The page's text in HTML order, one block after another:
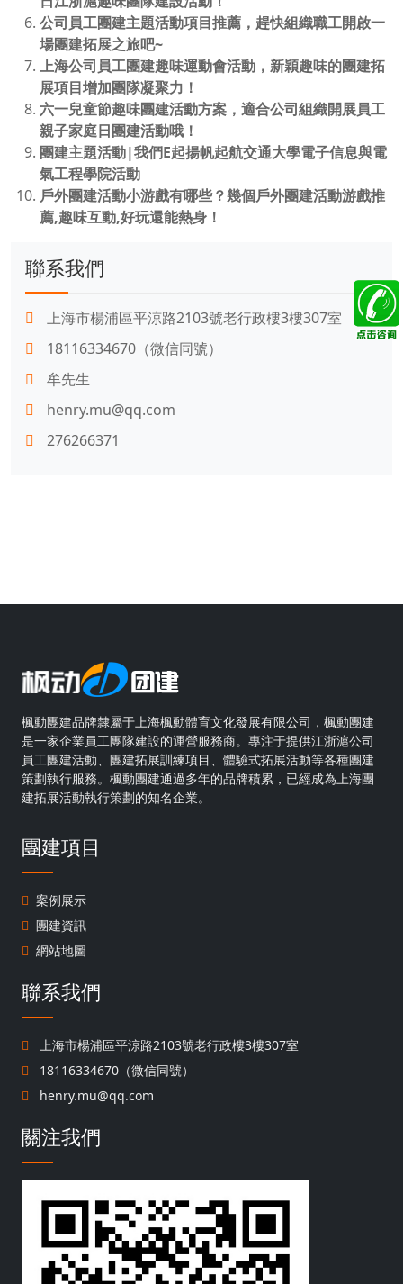
公司員工團建主題活動項目推薦，趕快組織職工開啟一
場團建拓展之旅吧~
上海公司員工團建趣味運動會活動，新穎趣味的團建拓
展項目增加團隊凝聚力！
六一兒童節趣味團建活動方案，適合公司組織開展員工
親子家庭日團建活動哦！
團建主題活動|我們E起揚帆起航交通大學電子信息與電
氣工程學院活動
戶外團建活動小游戲有哪些？幾個戶外團建活動游戲推
薦,趣味互動,好玩還能熱身！
聯系我們
上海市楊浦區平涼路2103號老行政樓3樓307室
18116334670（微信同號）
牟先生
henry.mu@qq.com
276266371
楓動團建品牌隸屬于上海楓動體育文化發展有限公司，楓動團建
是一家企業員工團隊建設的運營服務商。專注于提供江浙滬公司
員工團建活動、團建拓展訓練項目、體驗式拓展活動等各種團建
策劃執行服務。楓動團建通過多年的品牌積累，已經成為上海團
建拓展活動執行策劃的知名企業。
團建項目
案例展示
團建資訊
網站地圖
聯系我們
上海市楊浦區平涼路2103號老行政樓3樓307室
18116334670（微信同號）
henry.mu@qq.com
關注我們